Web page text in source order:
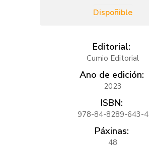
Dispoñible
Editorial:
Cumio Editorial
Ano de edición:
2023
ISBN:
978-84-8289-643-4
Páxinas:
48